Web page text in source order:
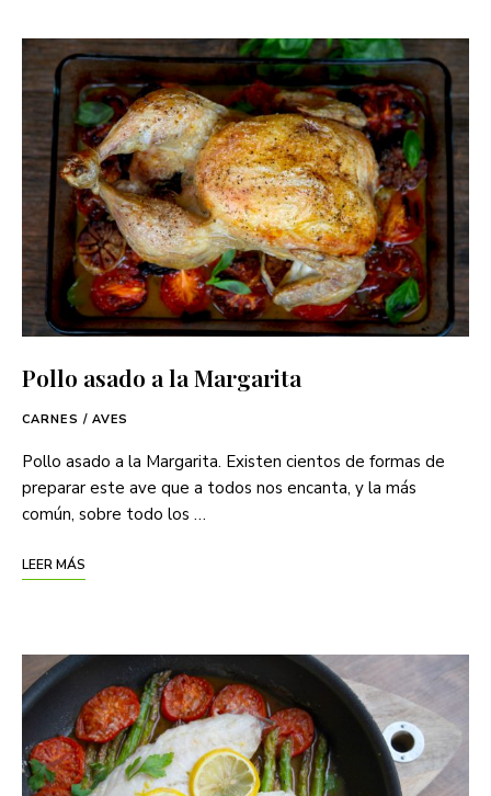
Pollo asado a la Margarita
CARNES / AVES
Pollo asado a la Margarita. Existen cientos de formas de
preparar este ave que a todos nos encanta, y la más
común, sobre todo los …
LEER MÁS